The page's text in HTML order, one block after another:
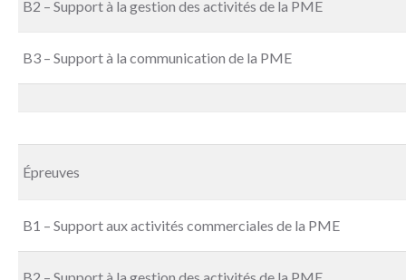
B2 – Support à la gestion des activités de la PME
B3 – Support à la communication de la PME
Épreuves
B1 – Support aux activités commerciales de la PME